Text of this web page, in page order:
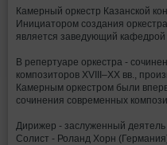
Камерный оркестр Казанской
Инициатором создания
является заведующий
​В репертуаре оркестра -
композиторов XVIII–XX вв.,
Камерным оркестром были
сочинения современных
Дирижер - заслуженный деятель
Солист - Роланд Хорн